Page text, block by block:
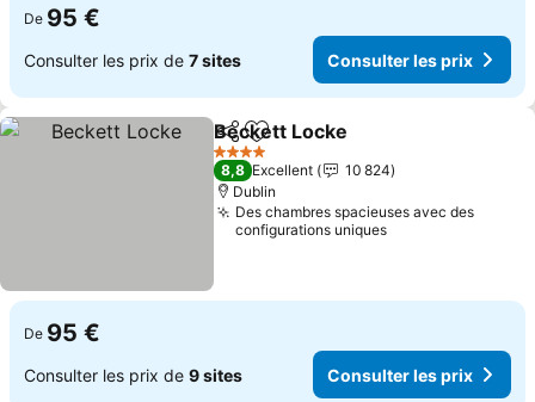
De 95 €
Consulter les prix de 7 sites Consulter les prix
PartagerAjouter à mes favoris
Beckett Locke
4 Étoiles
8,8 Excellent
10 824
Dublin
Des chambres spacieuses avec des
configurations uniques
De 95 €
Consulter les prix de 9 sites Consulter les prix